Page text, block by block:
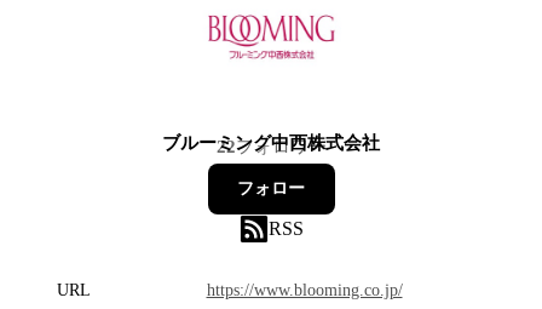
ブルーミング中西株式会社
22フォロワー
フォロー
RSS
URL
https://www.blooming.co.jp/